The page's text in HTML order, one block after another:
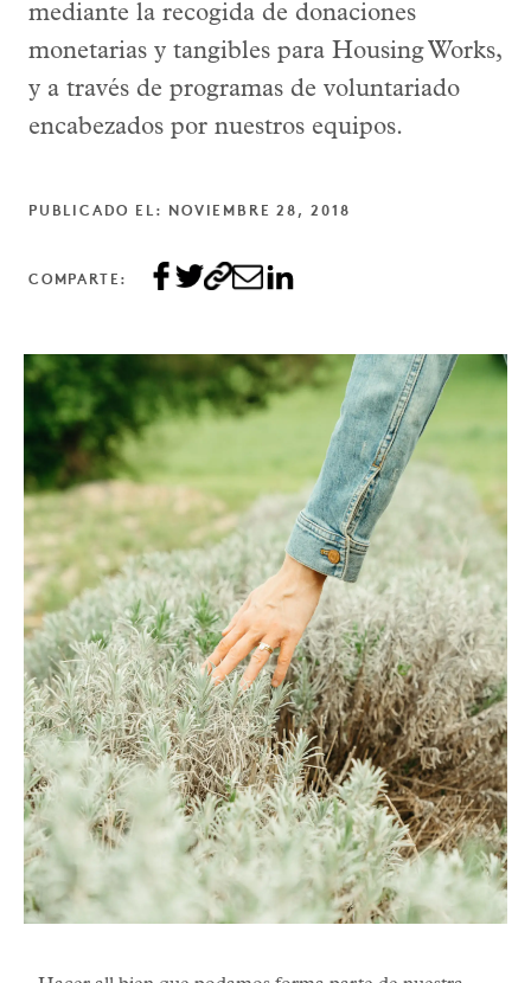
mediante la recogida de donaciones
monetarias y tangibles para Housing Works,
y a través de programas de voluntariado
encabezados por nuestros equipos.
PUBLICADO EL: NOVIEMBRE 28, 2018
COMPARTE: